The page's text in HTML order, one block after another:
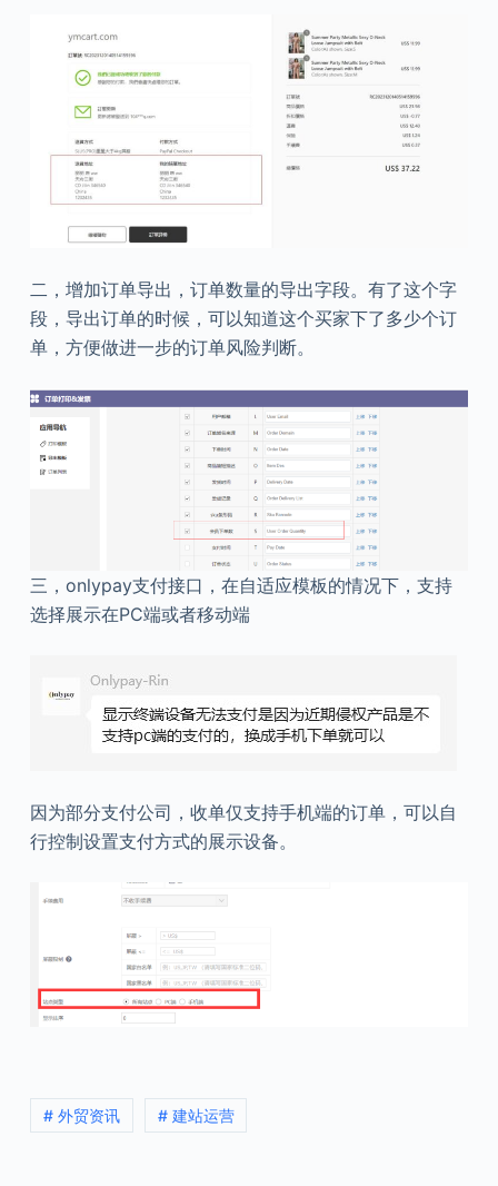
二，增加订单导出，订单数量的导出字段。有了这个字
段，导出订单的时候，可以知道这个买家下了多少个订
单，方便做进一步的订单风险判断。
三，onlypay支付接口，在自适应模板的情况下，支持
选择展示在PC端或者移动端
因为部分支付公司，收单仅支持手机端的订单，可以自
行控制设置支付方式的展示设备。
# 外贸资讯 # 建站运营